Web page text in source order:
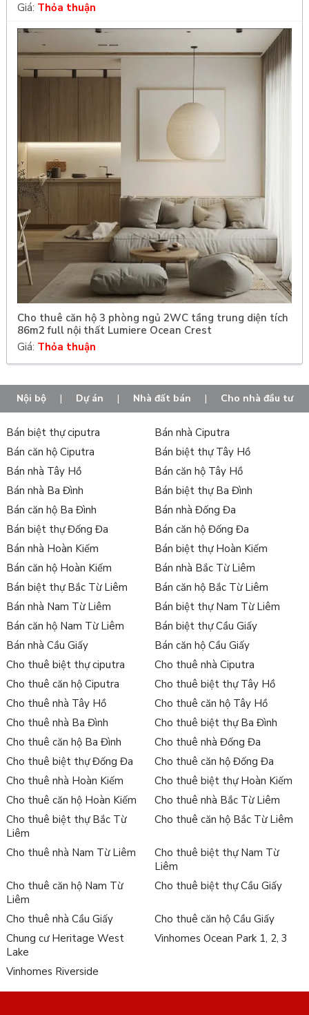
Giá: Thỏa thuận
Cho thuê căn hộ 3 phòng ngủ 2WC tầng trung diện tích
86m2 full nội thất Lumiere Ocean Crest
Giá: Thỏa thuận
Nội bộ | Dự án | Nhà đất bán | Cho nhà đầu tư
Bán biệt thự ciputra
Bán nhà Ciputra
Bán căn hộ Ciputra
Bán biệt thự Tây Hồ
Bán nhà Tây Hồ
Bán căn hộ Tây Hồ
Bán nhà Ba Đình
Bán biệt thự Ba Đình
Bán căn hộ Ba Đình
Bán nhà Đống Đa
Bán biệt thự Đống Đa
Bán căn hộ Đống Đa
Bán nhà Hoàn Kiếm
Bán biệt thự Hoàn Kiếm
Bán căn hộ Hoàn Kiếm
Bán nhà Bắc Từ Liêm
Bán biệt thự Bắc Từ Liêm
Bán căn hộ Bắc Từ Liêm
Bán nhà Nam Từ Liêm
Bán biệt thự Nam Từ Liêm
Bán căn hộ Nam Từ Liêm
Bán biệt thự Cầu Giấy
Bán nhà Cầu Giấy
Bán căn hộ Cầu Giấy
Cho thuê biệt thự ciputra
Cho thuê nhà Ciputra
Cho thuê căn hộ Ciputra
Cho thuê biệt thự Tây Hồ
Cho thuê nhà Tây Hồ
Cho thuê căn hộ Tây Hồ
Cho thuê nhà Ba Đình
Cho thuê biệt thự Ba Đình
Cho thuê căn hộ Ba Đình
Cho thuê nhà Đống Đa
Cho thuê biệt thự Đống Đa
Cho thuê căn hộ Đống Đa
Cho thuê nhà Hoàn Kiếm
Cho thuê biệt thự Hoàn Kiếm
Cho thuê căn hộ Hoàn Kiếm
Cho thuê nhà Bắc Từ Liêm
Cho thuê biệt thự Bắc Từ
Liêm
Cho thuê căn hộ Bắc Từ Liêm
Cho thuê nhà Nam Từ Liêm
Cho thuê biệt thự Nam Từ
Liêm
Cho thuê căn hộ Nam Từ
Liêm
Cho thuê biệt thự Cầu Giấy
Cho thuê nhà Cầu Giấy
Cho thuê căn hộ Cầu Giấy
Chung cư Heritage West
Lake
Vinhomes Ocean Park 1, 2, 3
Vinhomes Riverside